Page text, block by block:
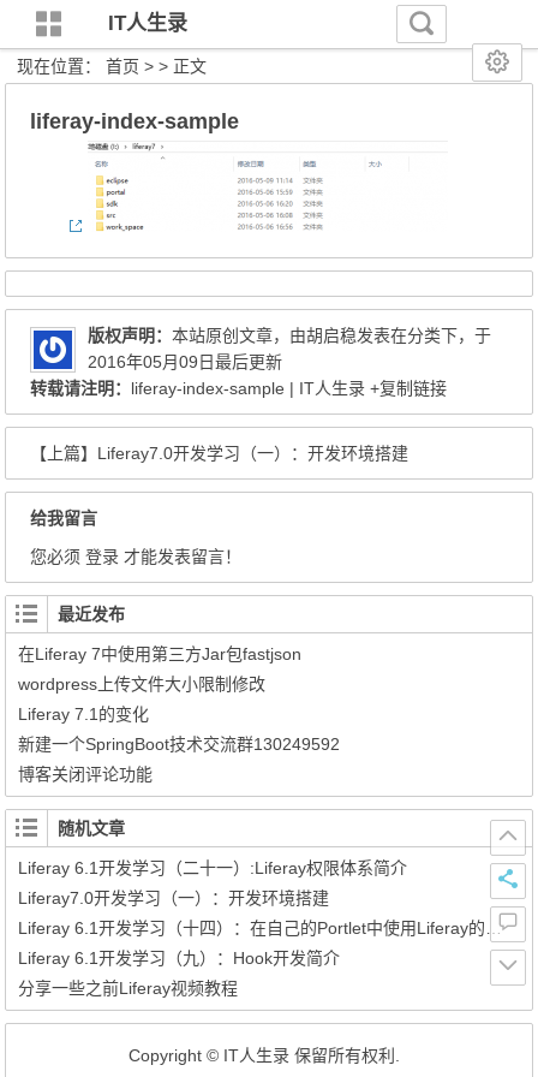
IT人生录
现在位置：首页 > > 正文
liferay-index-sample
版权声明：本站原创文章，由胡启稳发表在分类下，于
2016年05月09日最后更新
转载请注明： liferay-index-sample | IT人生录 +复制链接
【上篇】 Liferay7.0开发学习（一）：开发环境搭建
给我留言
您必须 登录 才能发表留言！
最近发布
在Liferay 7中使用第三方Jar包fastjson
wordpress上传文件大小限制修改
Liferay 7.1的变化
新建一个SpringBoot技术交流群130249592
博客关闭评论功能
随机文章
Liferay 6.1开发学习（二十一）:Liferay权限体系简介
Liferay7.0开发学习（一）：开发环境搭建
Liferay 6.1开发学习（十四）：在自己的Portlet中使用Liferay的全文检索
Liferay 6.1开发学习（九）：Hook开发简介
分享一些之前Liferay视频教程
Copyright © IT人生录 保留所有权利.